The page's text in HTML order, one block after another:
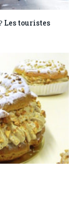
Les touristes